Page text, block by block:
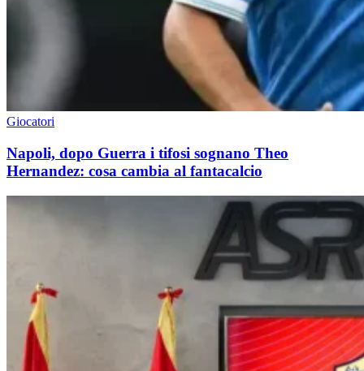
Giocatori
Napoli, dopo Guerra i tifosi sognano Theo
Hernandez: cosa cambia al fantacalcio